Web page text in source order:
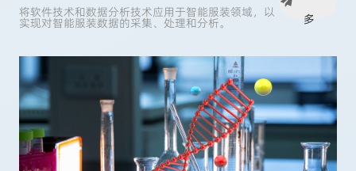
将软件技术和数据分析技术应用于智能服装领域，以
实现对智能服装数据的采集、处理和分析。 多